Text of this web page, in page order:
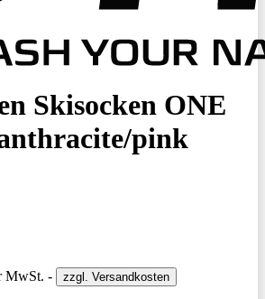
Skisocken ONE
pink
MwSt. - zzgl. Versandkosten